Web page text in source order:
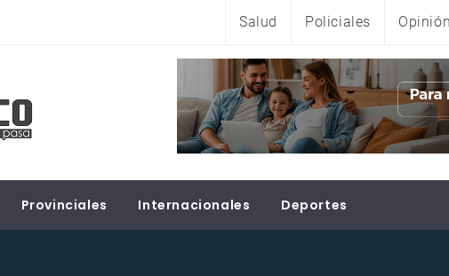
Salud Policiales Opinión
Provinciales Internacionales Deportes